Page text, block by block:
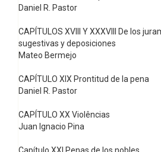
Daniel R. Pastor
CAPÍTULOS XVIII Y XXXVIII De los
sugestivas y deposiciones
Mateo Bermejo
CAPÍTULO XIX Prontitud de la pena
Daniel R. Pastor
CAPÍTULO XX Violências
Juan Ignacio Pina